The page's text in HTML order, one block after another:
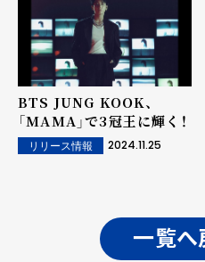
BTS JUNG KOOK、
「MAMA」で3冠王に輝く！
リリース情報 2024.11.25
一覧へ